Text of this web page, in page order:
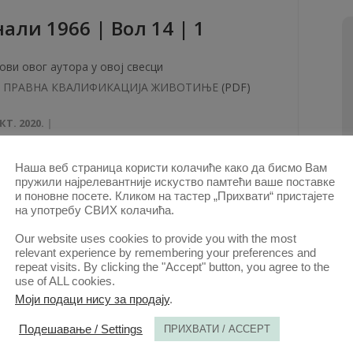
1966 | Вол 14 | 1
овог аутора у овој свесци
ПРАВНА КВАЛИФИКАЦИЈА ЖИВОТИЊЕ (PDF)
2020.
1963 | Вол 11 | 1-2
овог аутора у овој свесци
ОДРЕЂИВАЊЕ ТУЖБЕНОГ ЗАХТЕВА ОД СТРАНЕ
СУДА. УТИЦАЈ ОДВОЈЕНОГ ЖИВОТА БРАЧНИХ
ДРУГОВА НА ПОСТОЈАЊЕ БРАКА (PDF)
Наша веб страница користи колачиће како да бисмо Вам
пружили најрелевантније искуство памтећи ваше поставке
и поновне посете. Кликом на тастер „Прихвати“ пристајете
на употребу СВИХ колачића.
Our website uses cookies to provide you with the most
relevant experience by remembering your preferences and
repeat visits. By clicking the "Accept" button, you agree to the
use of ALL cookies.
Моји подаци нису за продају.
Подешавање / Settings ПРИХВАТИ / ACCEPT